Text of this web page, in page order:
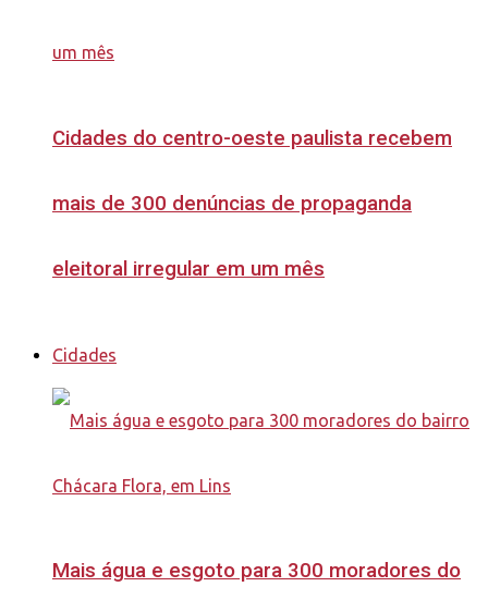
Cidades do centro-oeste paulista recebem
mais de 300 denúncias de propaganda
eleitoral irregular em um mês
Cidades
Mais água e esgoto para 300 moradores do